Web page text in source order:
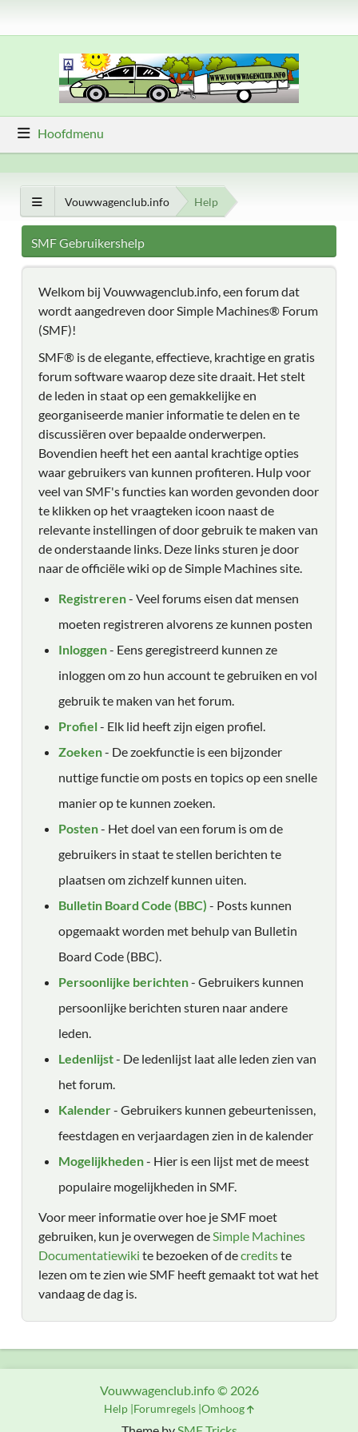
Hoofdmenu
Vouwwagenclub.info Help
SMF Gebruikershelp
Welkom bij Vouwwagenclub.info, een forum dat
wordt aangedreven door Simple Machines® Forum
(SMF)!
SMF® is de elegante, effectieve, krachtige en gratis
forum software waarop deze site draait. Het stelt
de leden in staat op een gemakkelijke en
georganiseerde manier informatie te delen en te
discussiëren over bepaalde onderwerpen.
Bovendien heeft het een aantal krachtige opties
waar gebruikers van kunnen profiteren. Hulp voor
veel van SMF's functies kan worden gevonden door
te klikken op het vraagteken icoon naast de
relevante instellingen of door gebruik te maken van
de onderstaande links. Deze links sturen je door
naar de officiële wiki op de Simple Machines site.
Registreren- Veel forums eisen dat mensen
moeten registreren alvorens ze kunnen posten
Inloggen- Eens geregistreerd kunnen ze
inloggen om zo hun account te gebruiken en vol
gebruik te maken van het forum.
Profiel- Elk lid heeft zijn eigen profiel.
Zoeken- De zoekfunctie is een bijzonder
nuttige functie om posts en topics op een snelle
manier op te kunnen zoeken.
Posten- Het doel van een forum is om de
gebruikers in staat te stellen berichten te
plaatsen om zichzelf kunnen uiten.
Bulletin Board Code (BBC) - Posts kunnen
opgemaakt worden met behulp van Bulletin
Board Code (BBC).
Persoonlijke berichten- Gebruikers kunnen
persoonlijke berichten sturen naar andere
leden.
Ledenlijst- De ledenlijst laat alle leden zien van
het forum.
Kalender- Gebruikers kunnen gebeurtenissen,
feestdagen en verjaardagen zien in de kalender
Mogelijkheden- Hier is een lijst met de meest
populaire mogelijkheden in SMF.
Voor meer informatie over hoe je SMF moet
gebruiken, kun je overwegen deSimple Machines
Documentatiewiki te bezoeken of decreditste
lezen om te zien wie SMF heeft gemaakt tot wat het
vandaag de dag is.
Vouwwagenclub.info © 2026
Help Forumregels Omhoog